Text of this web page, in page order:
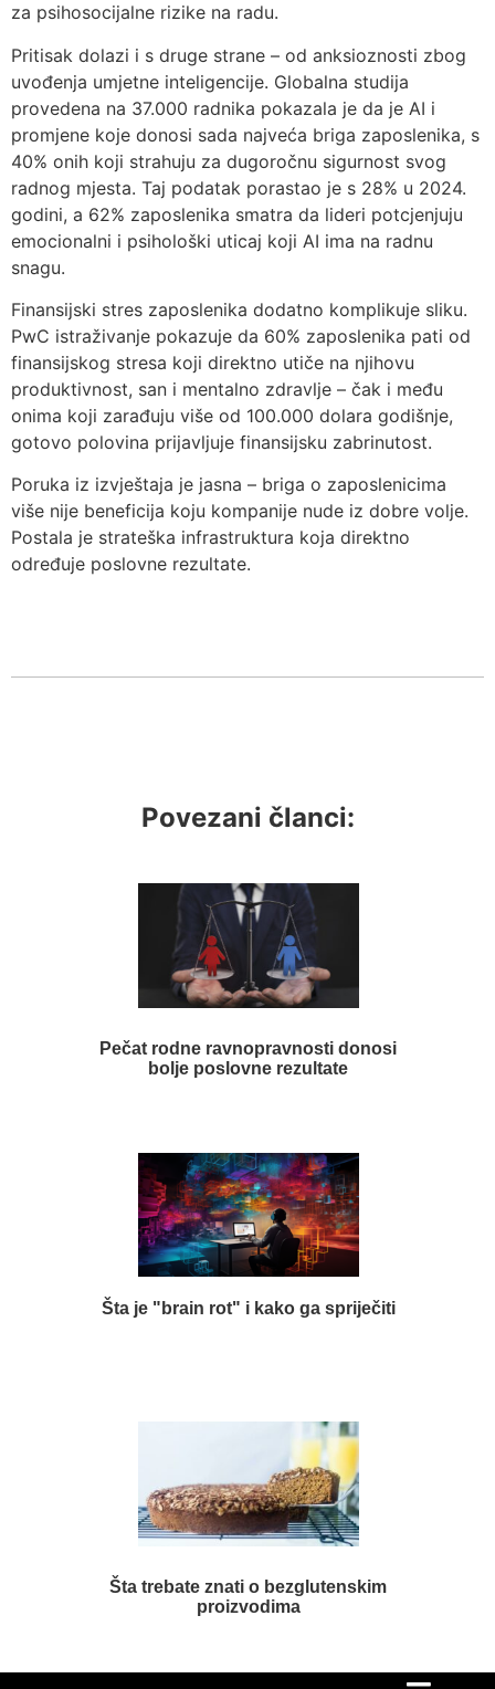
za psihosocijalne rizike na radu.
Pritisak dolazi i s druge strane – od anksioznosti zbog
uvođenja umjetne inteligencije. Globalna studija
provedena na 37.000 radnika pokazala je da je AI i
promjene koje donosi sada najveća briga zaposlenika, s
40% onih koji strahuju za dugoročnu sigurnost svog
radnog mjesta. Taj podatak porastao je s 28% u 2024.
godini, a 62% zaposlenika smatra da lideri potcjenjuju
emocionalni i psihološki uticaj koji AI ima na radnu
snagu.
Finansijski stres zaposlenika dodatno komplikuje sliku.
PwC istraživanje pokazuje da 60% zaposlenika pati od
finansijskog stresa koji direktno utiče na njihovu
produktivnost, san i mentalno zdravlje – čak i među
onima koji zarađuju više od 100.000 dolara godišnje,
gotovo polovina prijavljuje finansijsku zabrinutost.
Poruka iz izvještaja je jasna – briga o zaposlenicima
više nije beneficija koju kompanije nude iz dobre volje.
Postala je strateška infrastruktura koja direktno
određuje poslovne rezultate.
Povezani članci:
Pečat rodne ravnopravnosti donosi
bolje poslovne rezultate
Šta je "brain rot" i kako ga spriječiti
Šta trebate znati o bezglutenskim
proizvodima